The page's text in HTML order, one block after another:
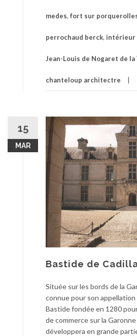
medes, fort sur
perrochaud berck, intérieur
Jean-Louis de Nogaret de
chanteloup architectre
15
MAR
Bastide de
Située sur les bords de la
connue pour son
Bastide fondée en 1280
de commerce sur la
développera en grande